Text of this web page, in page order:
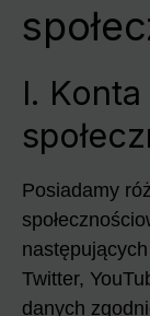
I.
Posiadamy
Twitter,
danych